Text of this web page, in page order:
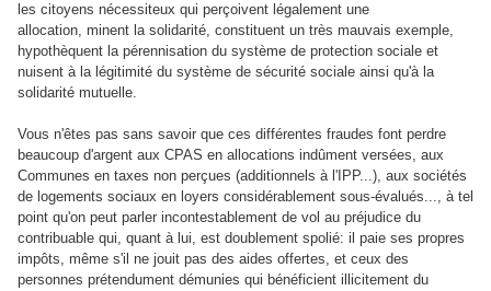
les citoyens nécessiteux qui perçoivent légalement une
allocation, minent la solidarité, constituent un très mauvais exemple,
hypothèquent la pérennisation du système de protection sociale et
nuisent à la légitimité du système de sécurité sociale ainsi qu'à la
solidarité mutuelle.
Vous n'êtes pas sans savoir que ces différentes fraudes font perdre
beaucoup d'argent aux CPAS en allocations indûment versées, aux
Communes en taxes non perçues (additionnels à l'IPP...), aux sociétés
de logements sociaux en loyers considérablement sous-évalués..., à tel
point qu'on peut parler incontestablement de vol au préjudice du
contribuable qui, quant à lui, est doublement spolié: il paie ses propres
impôts, même s'il ne jouit pas des aides offertes, et ceux des
personnes prétendument démunies qui bénéficient illicitement du